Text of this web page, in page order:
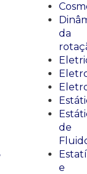
da
de
e